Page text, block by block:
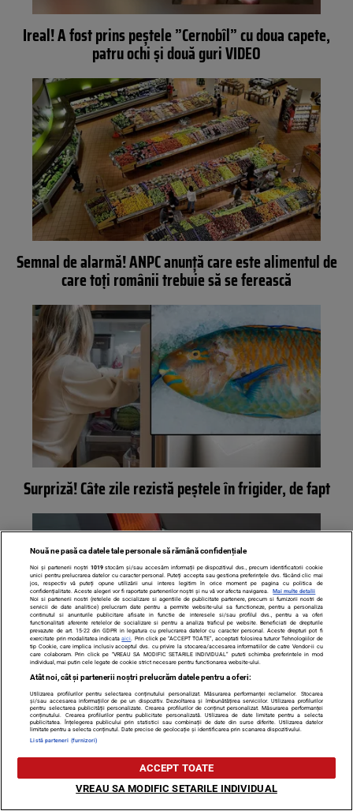
Ireal! A fost prins peștele ”Cernobîl” cu doua capete,
patru ochi și două guri VIDEO
Semnal de alarmă! ANPC anunță care este alimentul de
care toți românii trebuie să se ferească
Surpriză! Câte zile rezistă peștele în frigider, de fapt
Simbolul misterios pe care mulți îl văd, dar puțini știu ce
înseamnă. Vezi de la ce vine
Nouă ne pasă ca datele tale personale să rămână confidențiale
Noi și partenerii noștri 1019stocăm și/sau accesăm informații pe dispozitivul dvs., precum identificatorii cookie
unici pentru prelucrarea datelor cu caracter personal. Puteți accepta sau gestiona preferințele dvs. făcând clic mai
jos, respectiv vă puteți opune utilizării unui interes legitim în orice moment pe pagina cu politica de
confidențialitate. Aceste alegeri vor fi raportate partenerilor noștri și nu vă vor afecta navigarea.
Mai multe detalii
Noi si partenerii nostri (retelele de socializare si agentiile de publicitate partenere, precum si furnizorii nostri de
servicii de date analitice) prelucram date pentru a permite website-ului sa functioneze, pentru a personaliza
continutul si anunturile publicitare afisate in functie de interesele si/sau profilul dvs., pentru a va oferi
functionalitati aferente retelelor de socializare si pentru a analiza traficul pe website. Beneficiati de drepturile
prevazute de art. 15-22 din GDPR in legatura cu prelucrarea datelor cu caracter personal. Aceste drepturi pot fi
exercitate prin modalitatea indicataaici . Prin click pe “ACCEPT TOATE”, acceptati folosirea tuturor Tehnologiilor de
tip Cookie, care implica inclusiv acceptul dvs. cu privire la stocarea/accesarea informatiilor de catre Vendor-ii cu
care colaboram. Prin click pe “VREAU SA MODIFIC SETARILE INDIVIDUAL” puteti schimba preferintele in mod
individual, mai putin cele legate de cookie strict necesare pentru functionarea website-ului.
Atât noi, cât și partenerii noștri prelucrăm datele pentru a oferi:
Utilizarea profilurilor pentru selectarea conținutului personalizat. Măsurarea performanței reclamelor. Stocarea
și/sau accesarea informațiilor de pe un dispozitiv. Dezvoltarea și îmbunătățirea serviciilor. Utilizarea profilurilor
pentru selectarea publicității personalizate. Crearea profilurilor de conținut personalizat. Măsurarea performanței
conținutului. Crearea profilurilor pentru publicitate personalizată. Utilizarea de date limitate pentru a selecta
publicitatea. Înțelegerea publicului prin statistici sau combinații de date din surse diferite. Utilizarea datelor
limitate pentru a selecta conținutul. Date precise de geolocație și identificarea prin scanarea dispozitivului.
Listă parteneri (furnizori)
ACCEPT TOATE
VREAU SA MODIFIC SETARILE INDIVIDUAL